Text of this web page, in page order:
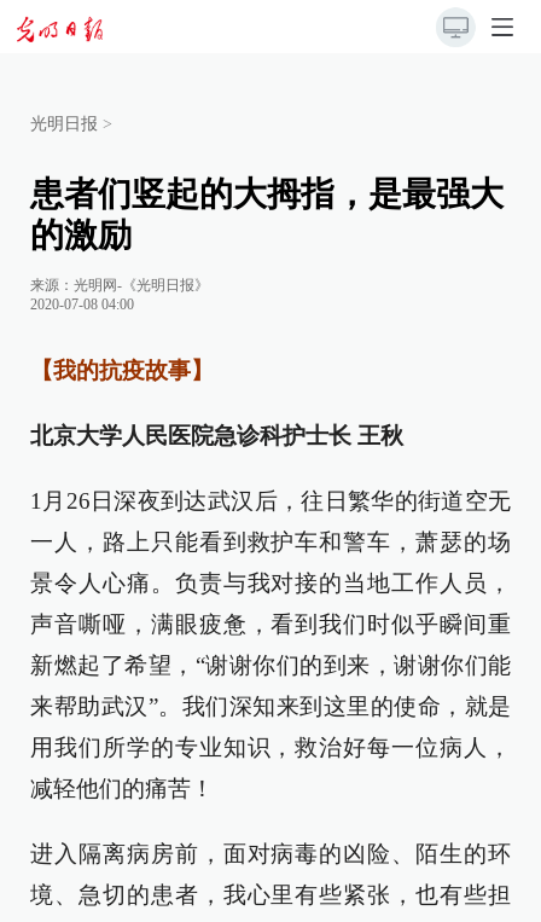
光明日报 >
患者们竖起的大拇指，是最强大
的激励
来源： 光明网-《光明日报》
2020-07-08 04:00
【我的抗疫故事】
北京大学人民医院急诊科护士长 王秋
1月26日深夜到达武汉后，往日繁华的街道空无
一人，路上只能看到救护车和警车，萧瑟的场
景令人心痛。负责与我对接的当地工作人员，
声音嘶哑，满眼疲惫，看到我们时似乎瞬间重
新燃起了希望，“谢谢你们的到来，谢谢你们能
来帮助武汉”。我们深知来到这里的使命，就是
用我们所学的专业知识，救治好每一位病人，
减轻他们的痛苦！
进入隔离病房前，面对病毒的凶险、陌生的环
境、急切的患者，我心里有些紧张，也有些担